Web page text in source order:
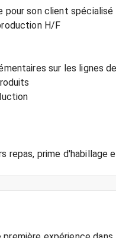
pour son client
H/F
sur les lignes
repas, prime d'habillage